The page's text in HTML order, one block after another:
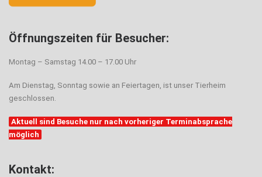
Öffnungszeiten für Besucher:
Montag – Samstag 14.00 – 17.00 Uhr
Am Dienstag, Sonntag sowie an Feiertagen, ist unser Tierheim
geschlossen.
Aktuell sind Besuche nur nach vorheriger Terminabsprache
möglich
Kontakt: